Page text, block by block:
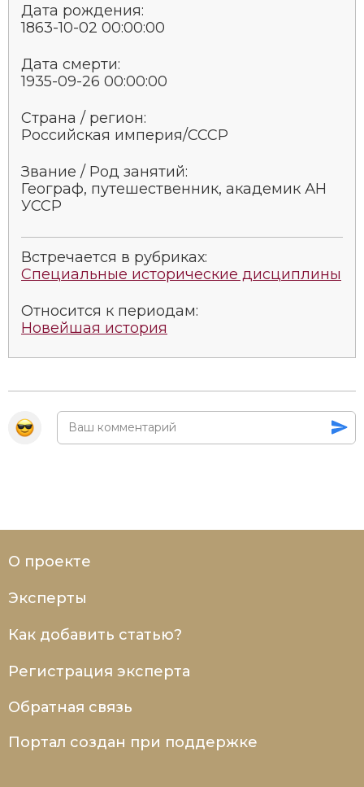
Дата рождения:
1863-10-02 00:00:00
Дата смерти:
1935-09-26 00:00:00
Страна / регион:
Российская империя/СССР
Звание / Род занятий:
Географ, путешественник, академик АН
УССР
Встречается в рубриках:
Специальные исторические дисциплины
Относится к периодам:
Новейшая история
О проекте
Эксперты
Как добавить статью?
Регистрация эксперта
Обратная связь
Портал создан при поддержке